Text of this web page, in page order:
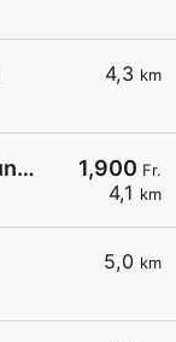
4,3 km
1,900 Fr.
4,1 km
Miniprix Station / Shop Le Papaluna Shop
5,0 km